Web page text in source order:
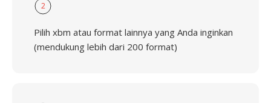
2
Pilih xbm atau format lainnya yang Anda inginkan
(mendukung lebih dari 200 format)